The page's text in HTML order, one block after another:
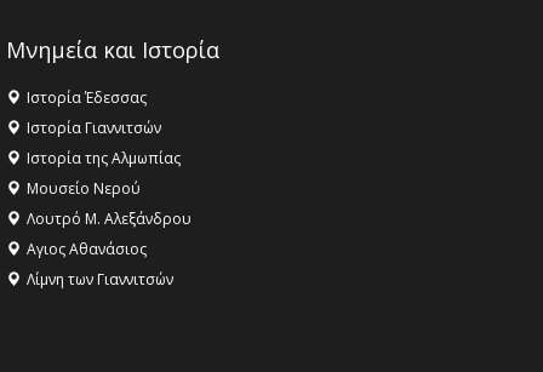
Μνημεία και Ιστορία
Ιστορία Έδεσσας
Ιστορία Γιαννιτσών
Ιστορία της Αλμωπίας
Μουσείο Νερού
Λουτρό Μ. Αλεξάνδρου
Αγιος Αθανάσιος
Λίμνη των Γιαννιτσών